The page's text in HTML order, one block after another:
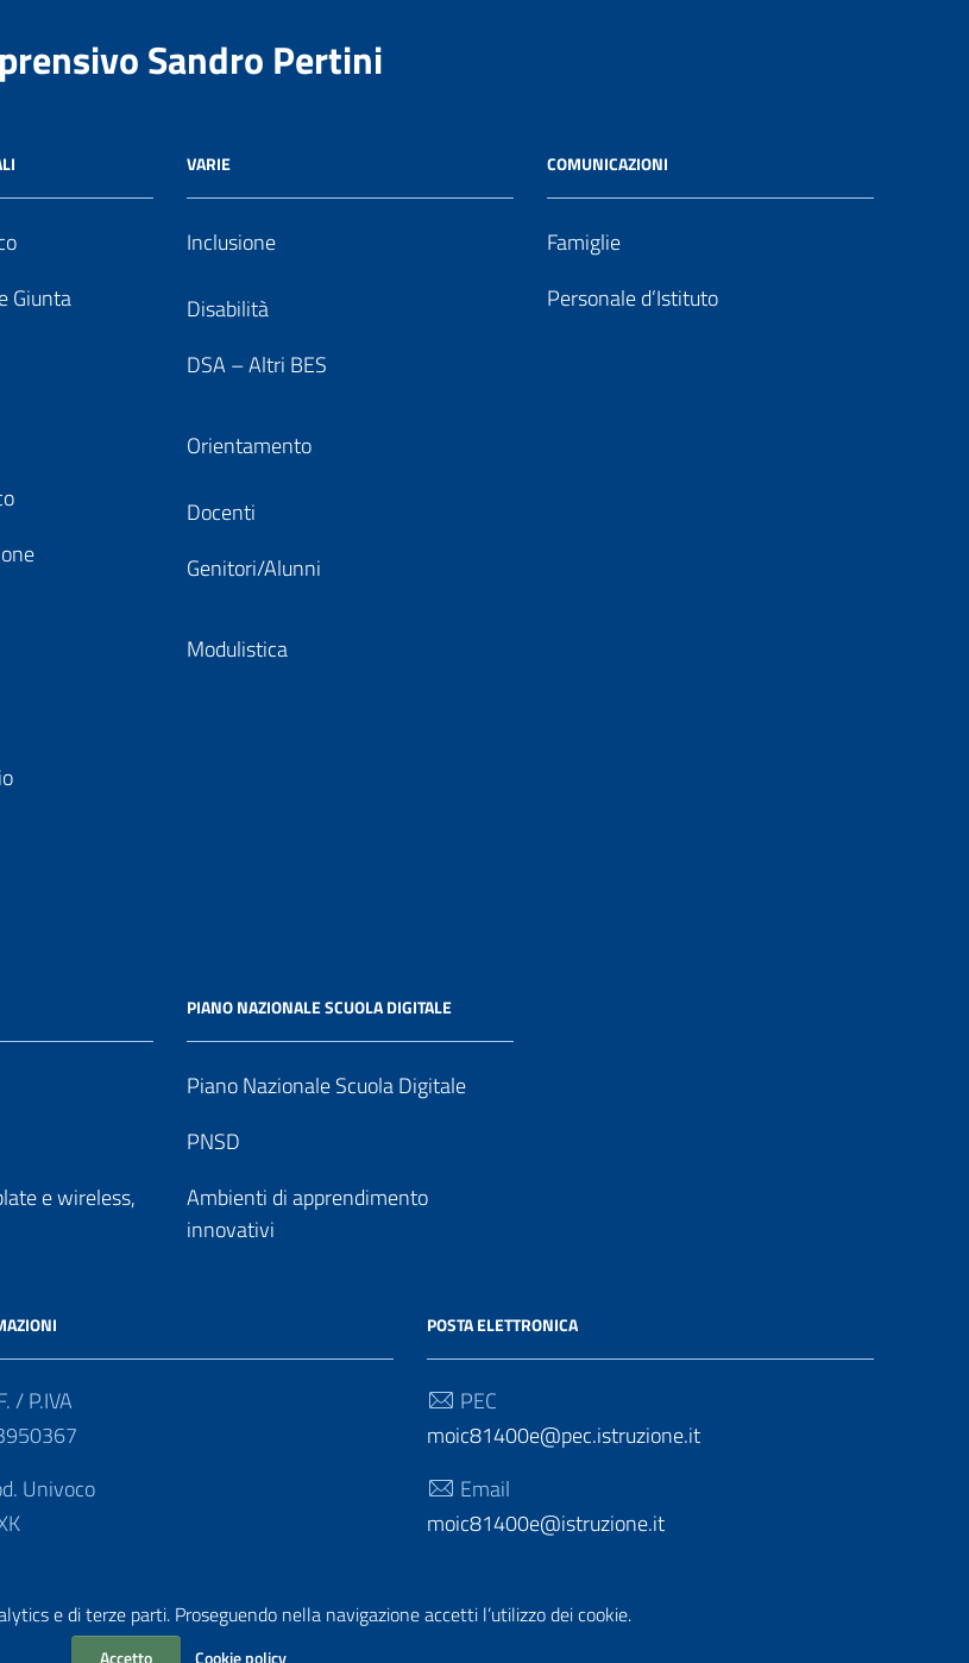
e di terze parti. Proseguendo nella navigazione accetti l’utilizzo dei cookie.
Accetto Cookie policy
Sandro Pertini
Giunta
VARIE
Inclusione
Disabilità
DSA – Altri BES
Orientamento
Docenti
Genitori/Alunni
Modulistica
COMUNICAZIONI
Famiglie
Personale d’Istituto
e wireless,
PIANO NAZIONALE SCUOLA DIGITALE
Piano Nazionale Scuola Digitale
PNSD
Ambienti di apprendimento
innovativi
/ P.IVA
Univoco
POSTA ELETTRONICA
PEC
moic81400e@pec.istruzione.it
Email
moic81400e@istruzione.it